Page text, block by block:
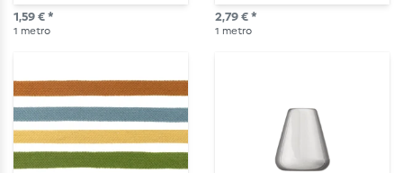
metro
1,59 € *
1 metro
Albstoffe Cord ME - al
metro
2,79 € *
1 metro